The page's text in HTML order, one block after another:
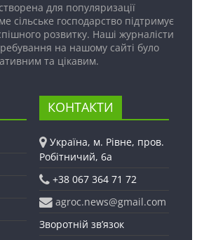
для популяризації
сільське господарство підтримує
розвитку. Наші журналісти
на нашому сайті було
та цікавим.
КОНТАКТИ
Україна, м. Рівне, пров.
Робітничий, 6а
+38 067 364 71 72
agroc.news@gmail.com
Зворотній зв’язок